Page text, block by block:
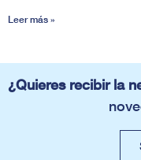
Leer más »
¿Quieres recibir la